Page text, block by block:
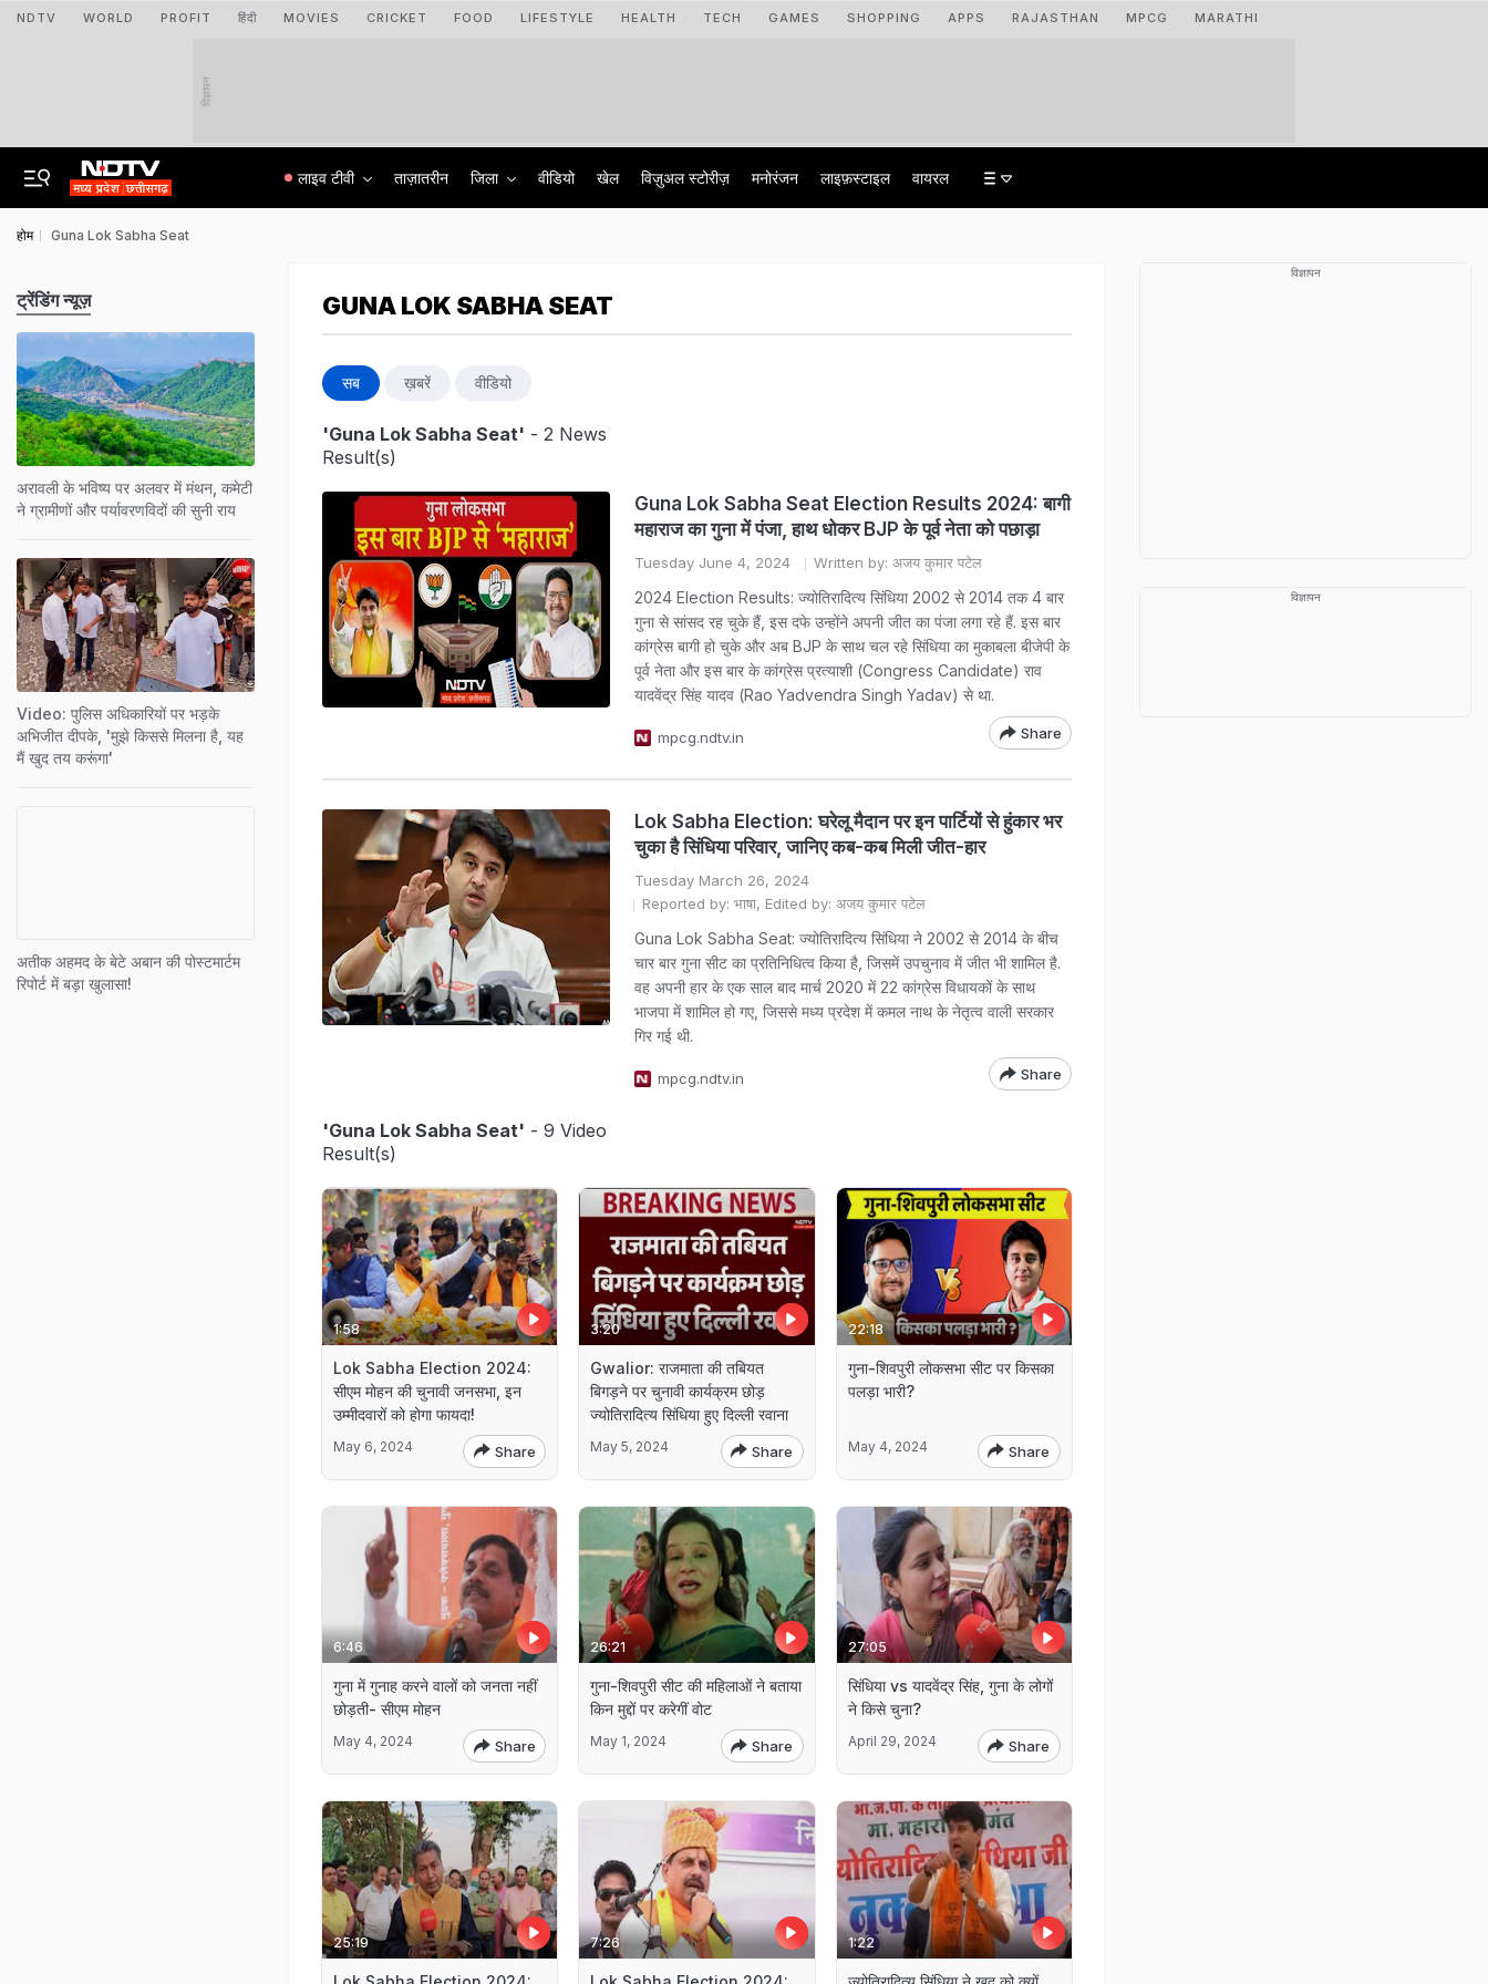
NDTV WORLD PROFIT हिंदी MOVIES CRICKET FOOD LIFESTYLE HEALTH TECH GAMES SHOPPING APPS RAJASTHAN MPCG MARATHI
विज्ञापन
लाइव टीवी ताज़ातरीन जिला वीडियो खेल विज़ुअल स्टोरीज़ मनोरंजन लाइफ़स्टाइल वायरल
होम Guna Lok Sabha Seat
GUNA LOK SABHA SEAT
सब ख़बरें वीडियो
'Guna Lok Sabha Seat' - 2 News
Result(s)
Guna Lok Sabha Seat Election Results 2024: बागी
महाराज का गुना में पंजा, हाथ धोकर BJP के पूर्व नेता को पछाड़ा
Tuesday June 4, 2024 Written by: अजय कुमार पटेल
2024 Election Results: ज्योतिरादित्य सिंधिया 2002 से 2014 तक 4 बार
गुना से सांसद रह चुके हैं, इस दफे उन्होंने अपनी जीत का पंजा लगा रहे हैं. इस बार
कांग्रेस बागी हो चुके और अब BJP के साथ चल रहे सिंधिया का मुकाबला बीजेपी के
पूर्व नेता और इस बार के कांग्रेस प्रत्याशी (Congress Candidate) राव
यादवेंद्र सिंह यादव (Rao Yadvendra Singh Yadav) से था.
mpcg.ndtv.in Share
Lok Sabha Election: घरेलू मैदान पर इन पार्टियों से हुंकार भर
चुका है सिंधिया परिवार, जानिए कब-कब मिली जीत-हार
Tuesday March 26, 2024
Reported by: भाषा, Edited by: अजय कुमार पटेल
Guna Lok Sabha Seat: ज्योतिरादित्य सिंधिया ने 2002 से 2014 के बीच
चार बार गुना सीट का प्रतिनिधित्व किया है, जिसमें उपचुनाव में जीत भी शामिल है.
वह अपनी हार के एक साल बाद मार्च 2020 में 22 कांग्रेस विधायकों के साथ
भाजपा में शामिल हो गए, जिससे मध्य प्रदेश में कमल नाथ के नेतृत्व वाली सरकार
गिर गई थी.
mpcg.ndtv.in Share
'Guna Lok Sabha Seat' - 9 Video
Result(s)
1:58
Lok Sabha Election 2024:
सीएम मोहन की चुनावी जनसभा, इन
उम्मीदवारों को होगा फायदा!
May 6, 2024 Share
3:20
Gwalior: राजमाता की तबियत
बिगड़ने पर चुनावी कार्यक्रम छोड़
ज्योतिरादित्य सिंधिया हुए दिल्ली रवाना
May 5, 2024 Share
22:18
गुना-शिवपुरी लोकसभा सीट पर किसका
पलड़ा भारी?
May 4, 2024 Share
6:46
गुना में गुनाह करने वालों को जनता नहीं
छोड़ती- सीएम मोहन
May 4, 2024 Share
26:21
गुना-शिवपुरी सीट की महिलाओं ने बताया
किन मुद्दों पर करेगीं वोट
May 1, 2024 Share
27:05
सिंधिया vs यादवेंद्र सिंह, गुना के लोगों
ने किसे चुना?
April 29, 2024 Share
25:19 7:26 1:22
ट्रेंडिंग न्यूज़
अरावली के भविष्य पर अलवर में मंथन, कमेटी
ने ग्रामीणों और पर्यावरणविदों की सुनी राय
Video: पुलिस अधिकारियों पर भड़के
अभिजीत दीपके, 'मुझे किससे मिलना है, यह
मैं खुद तय करूंगा'
अतीक अहमद के बेटे अबान की पोस्टमार्टम
रिपोर्ट में बड़ा खुलासा!
विज्ञापन
विज्ञापन